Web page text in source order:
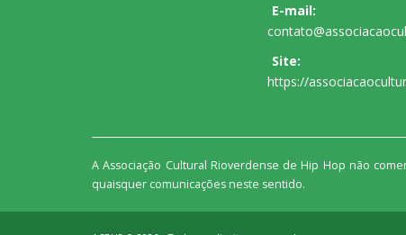
E-mail:
Site:
https://
A Associação Cultural Rioverdense de Hip Hop não
quaisquer comunicações neste sentido.